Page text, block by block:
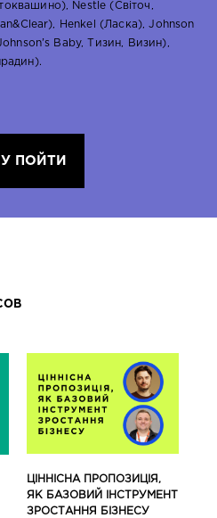
Nestle (Світоч,
Henkel (Ласка), Johnson
Baby, Тизин, Визин),
ПОЙТИ
ЦІННІСНА ПРОПОЗИЦІЯ,
ЯК БАЗОВИЙ ІНСТРУМЕНТ
ЗРОСТАННЯ БІЗНЕСУ